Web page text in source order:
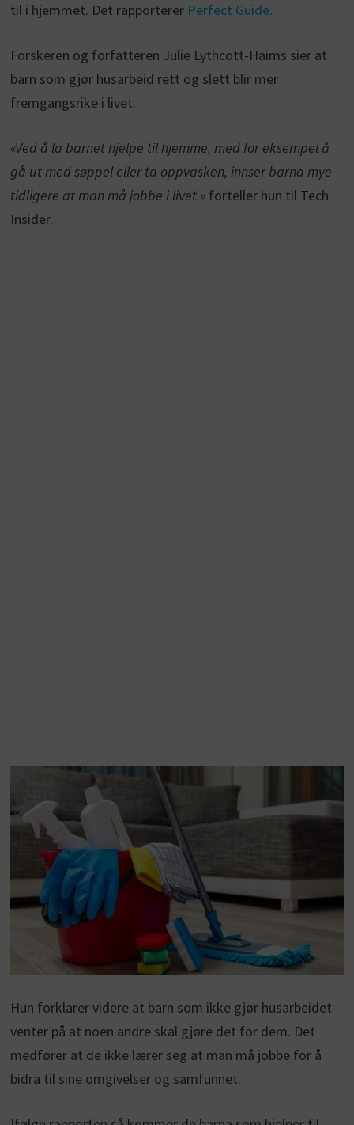
til i hjemmet. Det rapporterer Perfect Guide.
Forskeren og forfatteren Julie Lythcott-Haims sier at
barn som gjør husarbeid rett og slett blir mer
fremgangsrike i livet.
«Ved å la barnet hjelpe til hjemme, med for eksempel å
gå ut med søppel eller ta oppvasken, innser barna mye
tidligere at man må jobbe i livet.»forteller hun til Tech
Insider.
Hun forklarer videre at barn som ikke gjør husarbeidet
venter på at noen andre skal gjøre det for dem. Det
medfører at de ikke lærer seg at man må jobbe for å
bidra til sine omgivelser og samfunnet.